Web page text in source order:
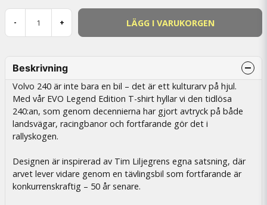
- + LÄGG I VARUKORGEN
Beskrivning
Volvo 240 är inte bara en bil – det är ett kulturarv på hjul.
Med vår EVO Legend Edition T-shirt hyllar vi den tidlösa
240:an, som genom decennierna har gjort avtryck på både
landsvägar, racingbanor och fortfarande gör det i
rallyskogen.
Designen är inspirerad av Tim Liljegrens egna satsning, där
arvet lever vidare genom en tävlingsbil som fortfarande är
konkurrenskraftig – 50 år senare.